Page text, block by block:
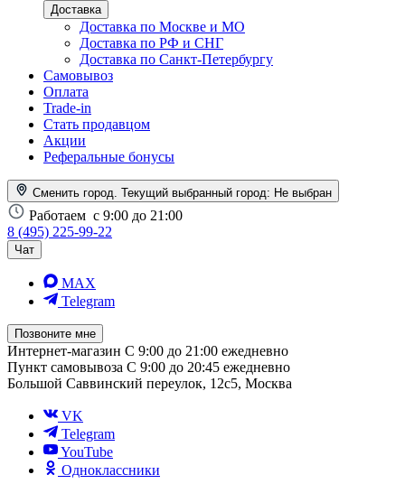
Доставка
Доставка по Москве и МО
Доставка по РФ и СНГ
Доставка по Санкт-Петербургу
Самовывоз
Оплата
Trade-in
Стать продавцом
Акции
Реферальные бонусы
Сменить город. Текущий выбранный город: Не выбран
Работаем с 9:00 до 21:00
8 (495) 225-99-22
Чат
MAX
Telegram
Позвоните мне
Интернет-магазин С 9:00 до 21:00 ежедневно
Пункт самовывоза С 9:00 до 20:45 ежедневно
Большой Саввинский переулок, 12с5, Москва
VK
Telegram
YouTube
Одноклассники